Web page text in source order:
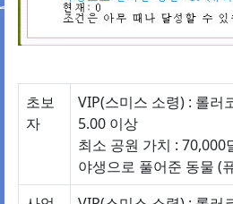
초보
자
VIP(스미스 소령) : 롤러
5.00 이상
최소 공원 가치 : 70,000
야생으로 풀어준 동물 (